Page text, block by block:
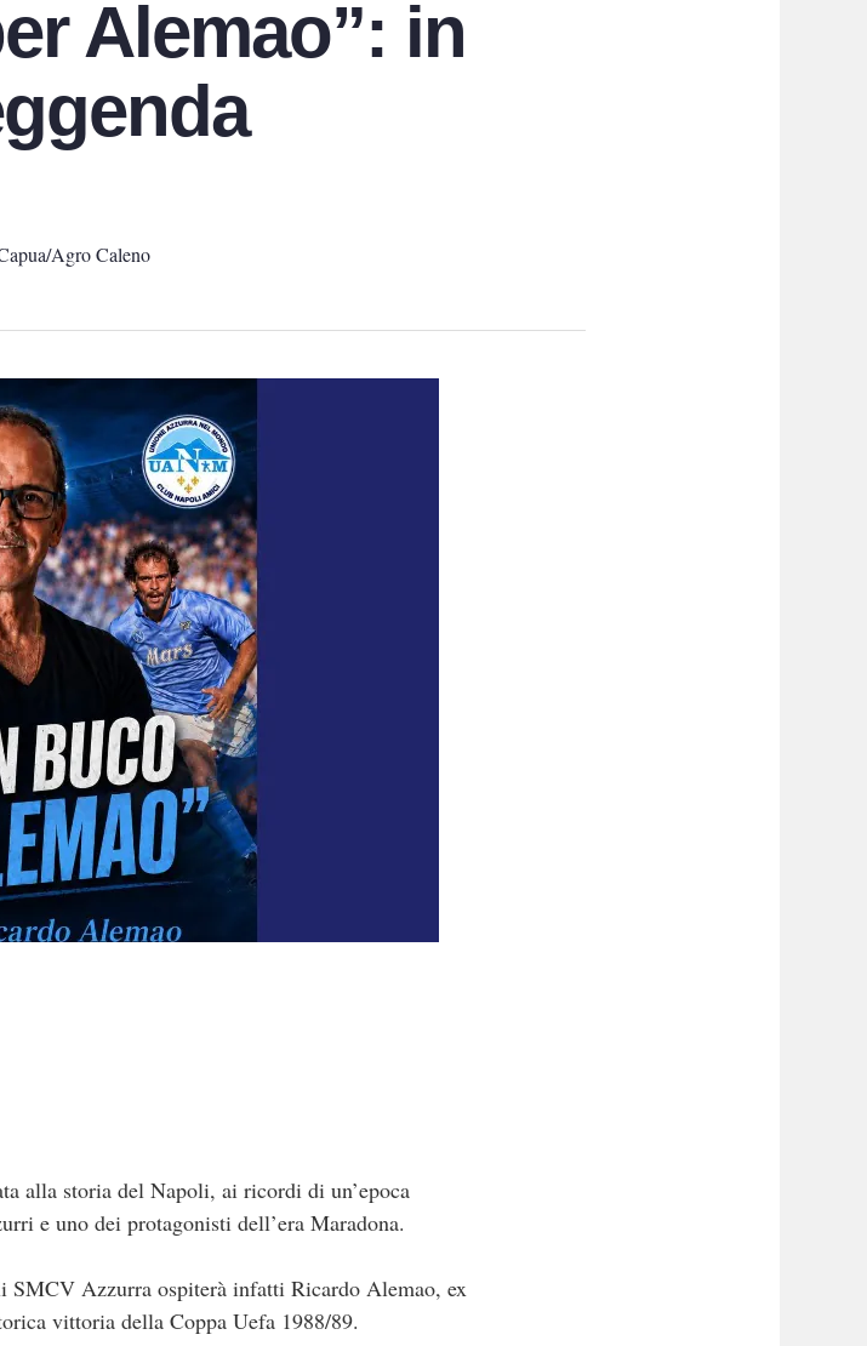
Alemao”: in
Agro Caleno
alla storia del Napoli, ai ricordi di un’epoca
e uno dei protagonisti dell’era Maradona.
Azzurra ospiterà infatti Ricardo Alemao, ex
vittoria della Coppa Uefa 1988/89.